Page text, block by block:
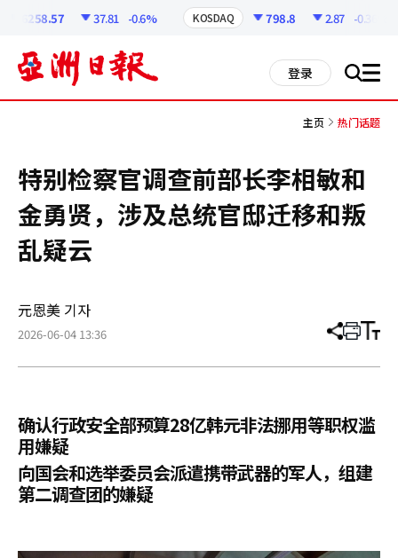
6258.57 37.81 -0.6% KOSDAQ 798.8 2.87 -0.36%
登录 搜 all
主页 热门话题
特别检察官调查前部长李相敏和
金勇贤，涉及总统官邸迁移和叛
乱疑云
元恩美 기자
2026-06-04 13:36 分
章
打 调
小
确认行政安全部预算28亿韩元非法挪用等职权滥
用嫌疑
向国会和选举委员会派遣携带武器的军人，组建
第二调查团的嫌疑